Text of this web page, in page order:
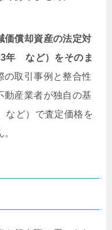
価償却資産の法定対
年 など）をそのま
の取引事例と整合性
動産業者が独自の基
ど）で査定価格を